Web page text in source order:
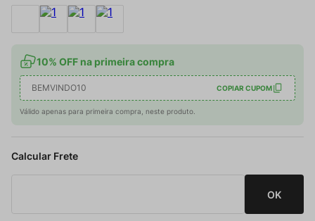
10% OFF na primeira compra
BEMVINDO10 COPIAR CUPOM
Válido apenas para primeira compra, neste produto.